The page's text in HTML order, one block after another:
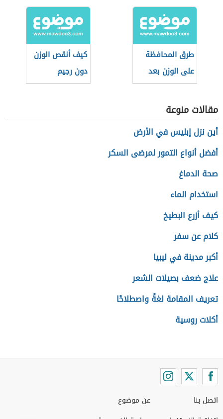
طرق المحافظة
على الوزن بعد
الرجيم
كيف أنقص الوزن
دون رجيم
مقالات منوعة
أين نزل إبليس في الأرض
أفضل أنواع التمور لمرضى السكر
صحة الدماغ
استخدام الماء
كيف أزرع البطيخ
كلام عن سفر
أكبر مدينة في ليبيا
علاج ضعف بصيلات الشعر
تعريف المقامة لغةً واصطلاحًا
أكلات روسية
اتصل بنا
عن موضوع